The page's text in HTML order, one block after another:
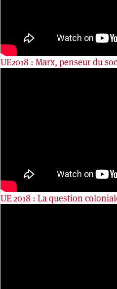
UE2018 : Marx, penseur du
UE 2018 : La question